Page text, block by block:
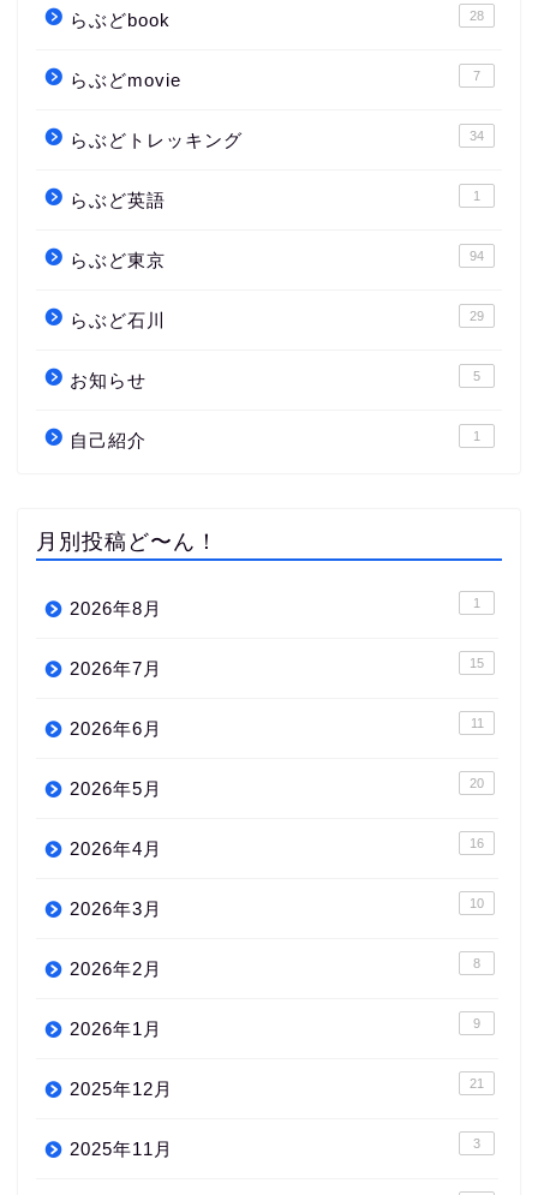
らぶどbook 28
らぶどmovie 7
らぶどトレッキング 34
らぶど英語 1
らぶど東京 94
らぶど石川 29
お知らせ 5
自己紹介 1
月別投稿ど〜ん！
2026年8月 1
2026年7月 15
2026年6月 11
2026年5月 20
2026年4月 16
2026年3月 10
2026年2月 8
2026年1月 9
2025年12月 21
2025年11月 3